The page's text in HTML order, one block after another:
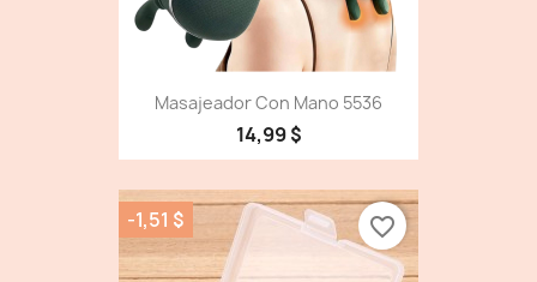
Masajeador Con Mano 5536
14,99 $
-1,51 $ favorite_border